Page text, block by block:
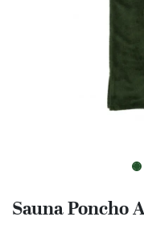
Sauna Poncho